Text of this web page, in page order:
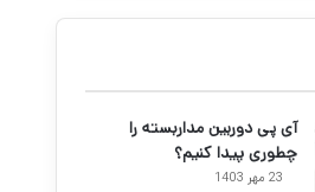
آی پی دوربین مداربسته را
چطوری پیدا کنیم؟
23 مهر 1403